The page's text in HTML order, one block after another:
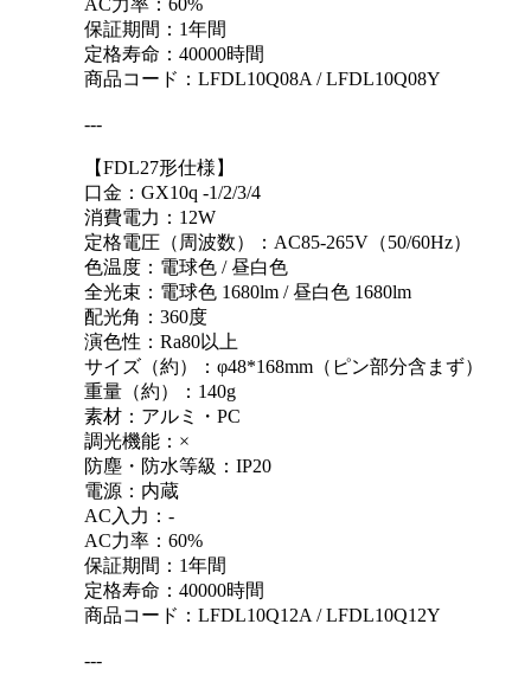
保証期間：1年間
定格寿命：40000時間
商品コード：LFDL10Q08A / LFDL10Q08Y
---
【FDL27形仕様】
口金：GX10q -1/2/3/4
消費電力：12W
定格電圧（周波数）：AC85-265V（50/60Hz）
色温度：電球色 / 昼白色
全光束：電球色 1680lm / 昼白色 1680lm
配光角：360度
演色性：Ra80以上
サイズ（約）：φ48*168mm（ピン部分含まず）
重量（約）：140g
素材：アルミ・PC
調光機能：×
防塵・防水等級：IP20
電源：内蔵
AC入力：-
AC力率：60%
保証期間：1年間
定格寿命：40000時間
商品コード：LFDL10Q12A / LFDL10Q12Y
---